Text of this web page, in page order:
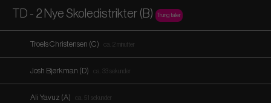
TD - 2 Nye Skoledistrikter (B) Trung taler
Troels Christensen (C) ca. 2 minutter
Josh Bjørkman (D) ca. 33 sekunder
Ali Yavuz (A) ca. 51 sekunder